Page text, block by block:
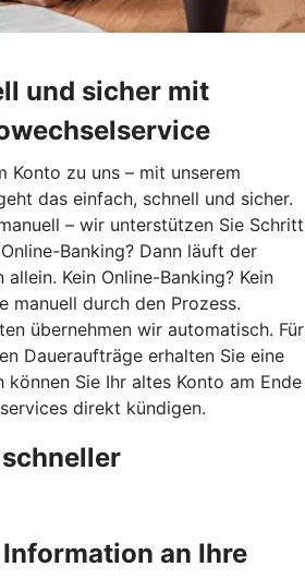
und sicher mit
Konto zu uns – mit unserem
das einfach, schnell und sicher.
– wir unterstützen Sie Schritt
Banking? Dann läuft der
Kein Online-Banking? Kein
manuell durch den Prozess.
übernehmen wir automatisch. Für
Daueraufträge erhalten Sie eine
können Sie Ihr altes Konto am Ende
direkt kündigen.
an Ihre